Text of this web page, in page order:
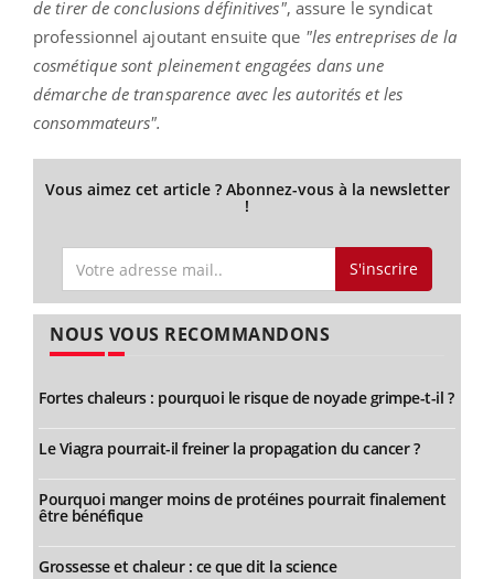
de tirer de conclusions définitives", assure le syndicat
professionnel ajoutant ensuite que "les entreprises de la
cosmétique sont pleinement engagées dans une
démarche de transparence avec les autorités et les
consommateurs".
Vous aimez cet article ? Abonnez-vous à la newsletter
!
S'inscrire
NOUS VOUS RECOMMANDONS
Fortes chaleurs : pourquoi le risque de noyade grimpe-t-il ?
Le Viagra pourrait-il freiner la propagation du cancer ?
Pourquoi manger moins de protéines pourrait finalement
être bénéfique
Grossesse et chaleur : ce que dit la science